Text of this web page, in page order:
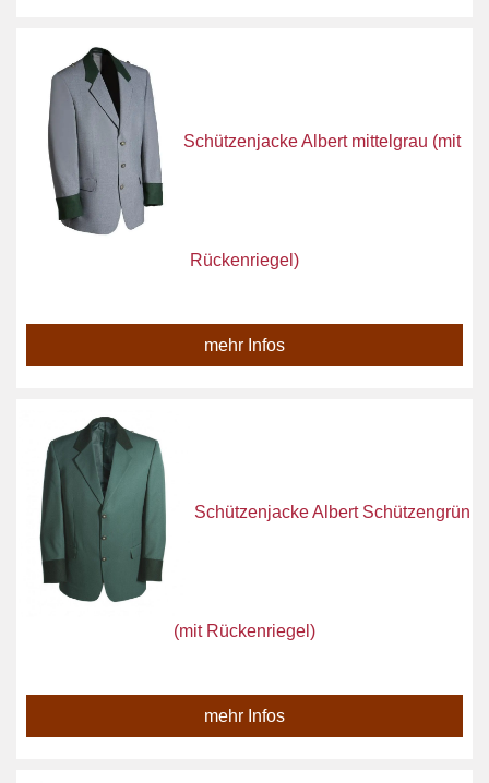
Schützenjacke Albert mittelgrau (mit
Rückenriegel)
mehr Infos
Schützenjacke Albert Schützengrün
(mit Rückenriegel)
mehr Infos